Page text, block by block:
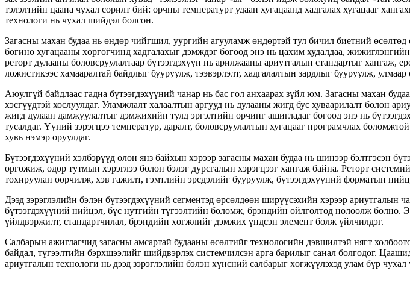
тэлэлтийн цаана чухал сорилт бий: орчны температурт удаан хугацаанд хадгалах хугацааг
технологи нь чухал шийдэл болсон.
Загасны махан будаа нь өндөр чийгшил, уургийн агууламж өндөртэй тул бичил биетний
богино хугацааны хөргөгчинд хадгалахыг дэмждэг бөгөөд энэ нь цахим худалдаа,
реторт дулааны боловсруулалтаар бүтээгдэхүүн нь арилжааны ариутгалын стандартыг
ложистикээс хамааралтай байдлыг бууруулж, тээвэрлэлт, хадгалалтын зардлыг бууруулж,
Аюулгүй байдлаас гадна бүтээгдэхүүний чанар нь бас гол анхаарах зүйл юм. Загасны махан
хэсгүүдтэй хослуулдаг. Уламжлалт халаалтын аргууд нь дулааны жигд бус хуваарилалт болон
жигд дулаан дамжуулалтыг дэмжихийн тулд эргэлтийн орчинг ашигладаг бөгөөд энэ нь
тусалдаг. Үүний зэрэгцээ температур, даралт, боловсруулалтын хугацааг програмчлах
хувь нэмэр оруулдаг.
Бүтээгдэхүүний хэлбэрүүд олон янз байхын хэрээр загасны махан будаа нь шинээр бэлтгэсэн
өргөжиж, өдөр тутмын хэрэглээ болон бэлэг дурсгалын хэрэгцээг хангаж байна. Реторт
тохируулан өөрчилж, хэв гажилт, гэмтлийн эрсдэлийг бууруулж, бүтээгдэхүүний форматын
Дээд зэрэглэлийн бэлэн бүтээгдэхүүний сегментэд өрсөлдөөн ширүүсэхийн хэрээр
бүтээгдэхүүний нийцэл, бүс нутгийн түгээлтийн боломж, брэндийн ойлголтод нөлөөлж болно.
үйлдвэржилт, стандартчилал, брэндийн хөгжлийг дэмжих үндсэн элемент болж үйлчилдэг.
Салбарын ажиглагчид загасны амсартай будааны өсөлтийг технологийн дэвшилтэй нягт
байдал, түгээлтийн бэрхшээлийг шийдвэрлэх системчилсэн арга барилыг санал болгодог.
ариутгалын технологи нь дээд зэрэглэлийн бэлэн хүнсний салбарыг хөгжүүлэхэд улам бүр чухал